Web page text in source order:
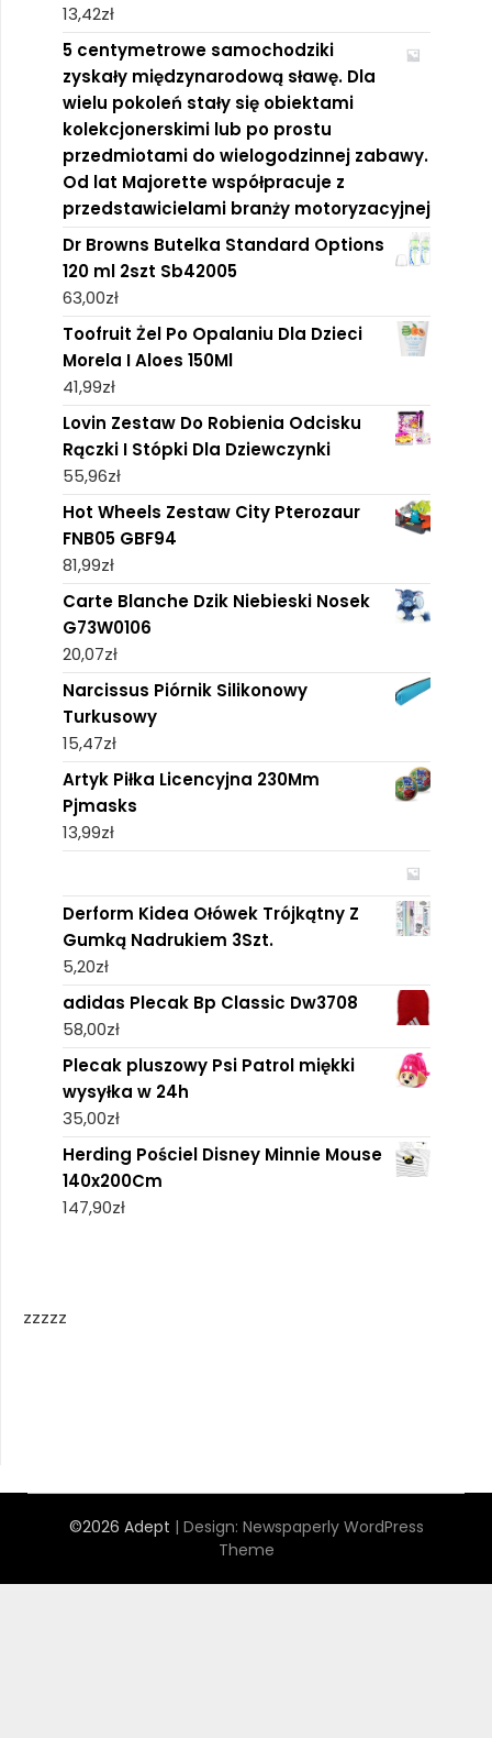
13,42zł
5 centymetrowe samochodziki
zyskały międzynarodową sławę. Dla
wielu pokoleń stały się obiektami
kolekcjonerskimi lub po prostu
przedmiotami do wielogodzinnej zabawy.
Od lat Majorette współpracuje z
przedstawicielami branży motoryzacyjnej
Dr Browns Butelka Standard Options
120 ml 2szt Sb42005
63,00zł
Toofruit Żel Po Opalaniu Dla Dzieci
Morela I Aloes 150Ml
41,99zł
Lovin Zestaw Do Robienia Odcisku
Rączki I Stópki Dla Dziewczynki
55,96zł
Hot Wheels Zestaw City Pterozaur
FNB05 GBF94
81,99zł
Carte Blanche Dzik Niebieski Nosek
G73W0106
20,07zł
Narcissus Piórnik Silikonowy
Turkusowy
15,47zł
Artyk Piłka Licencyjna 230Mm
Pjmasks
13,99zł
Derform Kidea Ołówek Trójkątny Z
Gumką Nadrukiem 3Szt.
5,20zł
adidas Plecak Bp Classic Dw3708
58,00zł
Plecak pluszowy Psi Patrol miękki
wysyłka w 24h
35,00zł
Herding Pościel Disney Minnie Mouse
140x200Cm
147,90zł
zzzzz
©2026 Adept | Design: Newspaperly WordPress
Theme